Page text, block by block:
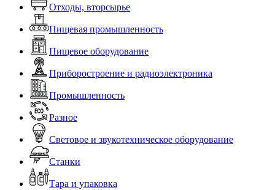
Отходы, вторсырье
Пищевая промышленность
Пищевое оборудование
Приборостроение и радиоэлектроника
Промышленность
Разное
Световое и звукотехническое оборудование
Станки
Тара и упаковка